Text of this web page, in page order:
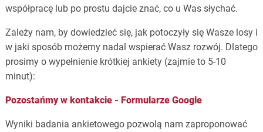
współpracę lub po prostu dajcie znać, co u Was słychać.
Zależy nam, by dowiedzieć się, jak potoczyły się Wasze losy i
w jaki sposób możemy nadal wspierać Wasz rozwój. Dlatego
prosimy o wypełnienie krótkiej ankiety (zajmie to 5-10
minut):
Pozostańmy w kontakcie - Formularze Google
Wyniki badania ankietowego pozwolą nam zaproponować